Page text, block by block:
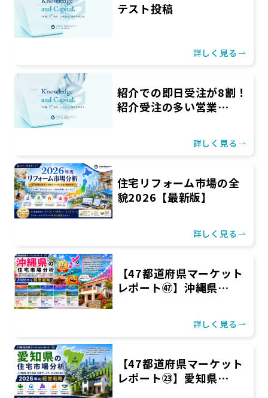
資料ダウンロード
セミナー
メンバー紹介
会社概要
お問い合わせ
資料ダウンロード
PGハウスについて
テスト投稿
詳しく見る
紹介での即日受注が8割！
紹介受注の多い営業…
詳しく見る
住宅リフォーム市場の全
貌2026【最新版】
詳しく見る
【47都道府県マーケット
レポート㊼】沖縄県…
詳しく見る
【47都道府県マーケット
レポート㉓】愛知県…